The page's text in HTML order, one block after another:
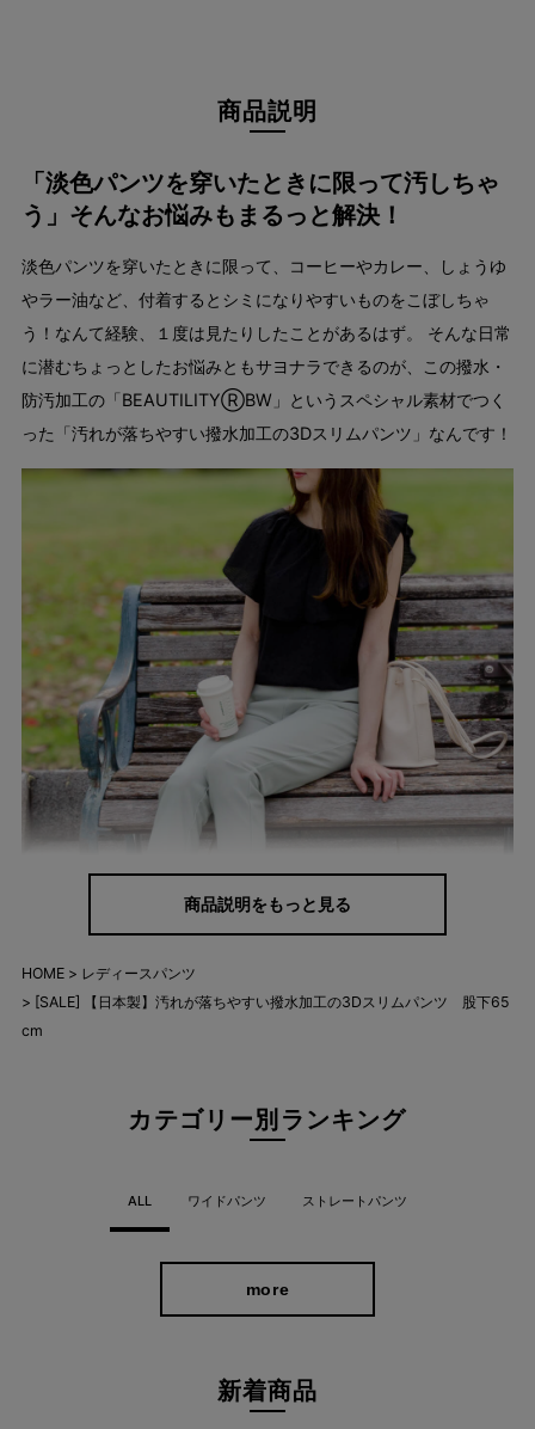
商品説明
「淡色パンツを穿いたときに限って汚しちゃ
う」そんなお悩みもまるっと解決！
淡色パンツを穿いたときに限って、コーヒーやカレー、しょうゆ
やラー油など、付着するとシミになりやすいものをこぼしちゃ
う！なんて経験、１度は見たりしたことがあるはず。 そんな日常
に潜むちょっとしたお悩みともサヨナラできるのが、この撥水・
防汚加工の「BEAUTILITYⓇBW」というスペシャル素材でつく
った「汚れが落ちやすい撥水加工の3Dスリムパンツ」なんです！
は生地に染み込まず表面をコロコロと玉状に転がるので、パンパ
ケチャップやしょうゆが飛び散った！なんてときも、焦らず布で
拭き取ればOK。そう思うと、どんなシーンで穿いてもしっかり活
躍できちゃうんです。
商品説明をもっと見る
HOME
レディースパンツ
[SALE] 【日本製】汚れが落ちやすい撥水加工の3Dスリムパンツ 股下65
cm
カテゴリー別ランキング
ALL ワイドパンツ ストレートパンツ
more
新着商品